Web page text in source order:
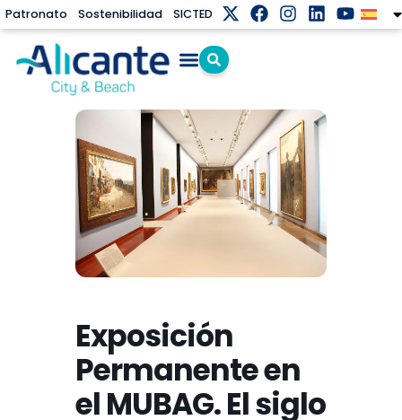
Patronato Sostenibilidad SICTED
Exposición
Permanente en
el MUBAG. El siglo